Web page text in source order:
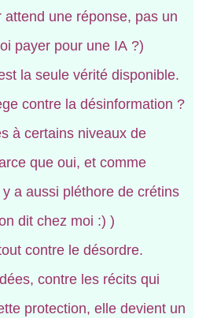
attend une réponse, pas un
payer pour une IA ?)
la seule vérité disponible.
contre la désinformation ?
à certains niveaux de
que oui, et comme
a aussi pléthore de crétins
dit chez moi :) )
contre le désordre.
contre les récits qui
protection, elle devient un